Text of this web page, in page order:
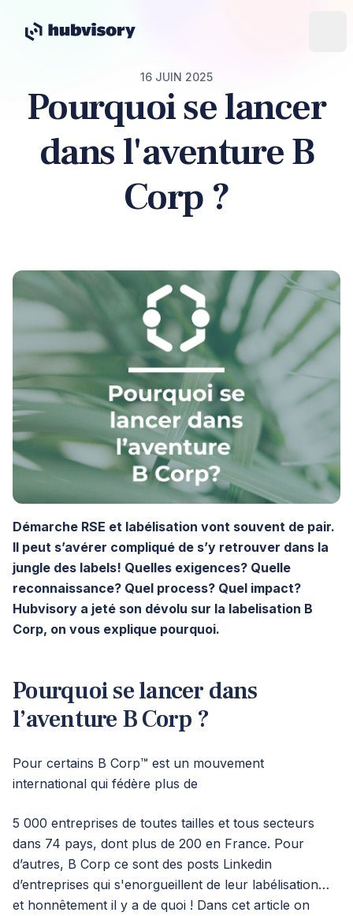
16 JUIN 2025
Pourquoi se lancer
dans l'aventure B
Corp ?
Démarche RSE et labélisation vont souvent de pair.
Il peut s’avérer compliqué de s’y retrouver dans la
jungle des labels! Quelles exigences? Quelle
reconnaissance? Quel process? Quel impact?
Hubvisory a jeté son dévolu sur la labelisation B
Corp, on vous explique pourquoi.
Pourquoi se lancer dans
l’aventure B Corp ?
Pour certains B Corp™️ est un mouvement
international qui fédère plus de
5 000 entreprises de toutes tailles et tous secteurs
dans 74 pays, dont plus de 200 en France. Pour
d’autres, B Corp ce sont des posts Linkedin
d’entreprises qui s'enorgueillent de leur labélisation…
et honnêtement il y a de quoi ! Dans cet article on